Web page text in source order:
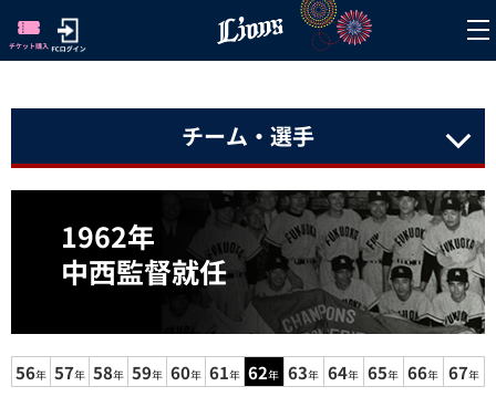
チーム・選手
1962年
中西監督就任
56年 57年 58年 59年 60年 61年 62年 63年 64年 65年 66年 67年